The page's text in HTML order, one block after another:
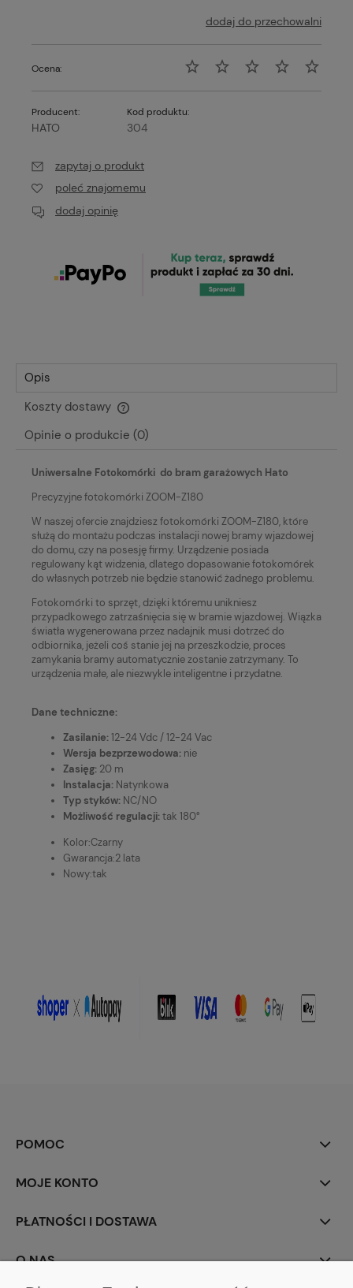
dodaj do przechowalni
Ocena:
Producent:
HATO
Kod produktu:
304
zapytaj o produkt
poleć znajomemu
dodaj opinię
Opis
Koszty dostawy
Cena nie zawiera ewentualnych kosztów płatności
Opinie o produkcie (0)
Uniwersalne Fotokomórki do bram garażowych Hato
Precyzyjne fotokomórki ZOOM-Z180
W naszej ofercie znajdziesz fotokomórki ZOOM-Z180, które
służą do montażu podczas instalacji nowej bramy wjazdowej
do domu, czy na posesję firmy. Urządzenie posiada
regulowany kąt widzenia, dlatego dopasowanie fotokomórek
do własnych potrzeb nie będzie stanowić żadnego problemu.
Fotokomórki to sprzęt, dzięki któremu unikniesz
przypadkowego zatrzaśnięcia się w bramie wjazdowej. Wiązka
światła wygenerowana przez nadajnik musi dotrzeć do
odbiornika, jeżeli coś stanie jej na przeszkodzie, proces
zamykania bramy automatycznie zostanie zatrzymany. To
urządzenia małe, ale niezwykle inteligentne i przydatne.
Dane techniczne:
Zasilanie:12-24 Vdc / 12-24 Vac
Wersja bezprzewodowa: nie
Zasięg: 20 m
Instalacja: Natynkowa
Typ styków: NC/NO
Możliwość regulacji:tak 180°
Kolor:Czarny
Gwarancja:2 lata
Nowy:tak
POMOC
MOJE KONTO
PŁATNOŚCI I DOSTAWA
O NAS